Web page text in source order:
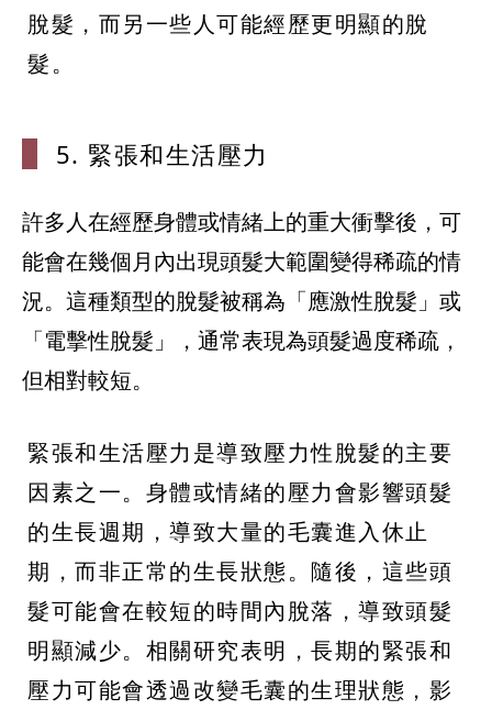
脫髮，而另一些人可能經歷更明顯的脫
髮。
5. 緊張和生活壓力
許多人在經歷身體或情緒上的重大衝擊後，可
能會在幾個月內出現頭髮大範圍變得稀疏的情
況。這種類型的脫髮被稱為「應激性脫髮」或
「電擊性脫髮」，通常表現為頭髮過度稀疏，
但相對較短。
緊張和生活壓力是導致壓力性脫髮的主要
因素之一。身體或情緒的壓力會影響頭髮
的生長週期，導致大量的毛囊進入休止
期，而非正常的生長狀態。隨後，這些頭
髮可能會在較短的時間內脫落，導致頭髮
明顯減少。相關研究表明，長期的緊張和
壓力可能會透過改變毛囊的生理狀態，影